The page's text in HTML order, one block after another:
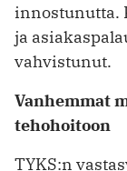
innostunutta.
ja
vahvistunut.
Vanhemmat
tehohoitoon
TYKS:n